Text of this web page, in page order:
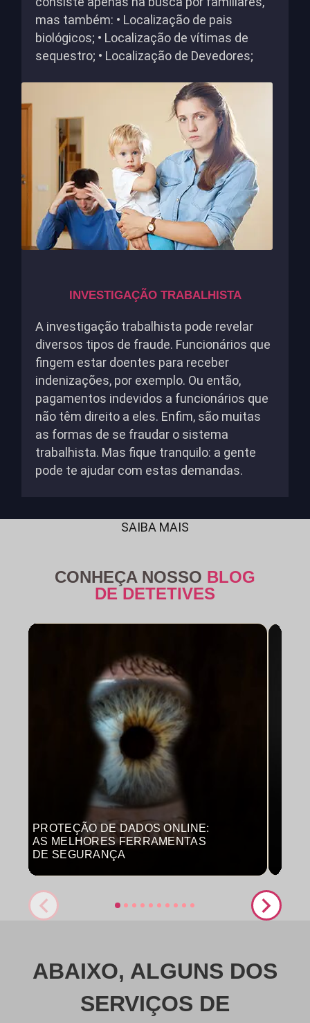
mas também: • Localização de pais
biológicos; • Localização de vítimas de
sequestro; • Localização de Devedores;
INVESTIGAÇÃO TRABALHISTA
A investigação trabalhista pode revelar
diversos tipos de fraude. Funcionários que
fingem estar doentes para receber
indenizações, por exemplo. Ou então,
pagamentos indevidos a funcionários que
não têm direito a eles. Enfim, são muitas
as formas de se fraudar o sistema
trabalhista. Mas fique tranquilo: a gente
pode te ajudar com estas demandas.
SAIBA MAIS
CONHEÇA NOSSO BLOG
DE DETETIVES
PROTEÇÃO DE DADOS ONLINE:
AS MELHORES FERRAMENTAS
DE SEGURANÇA
ABAIXO, ALGUNS DOS
SERVIÇOS DE